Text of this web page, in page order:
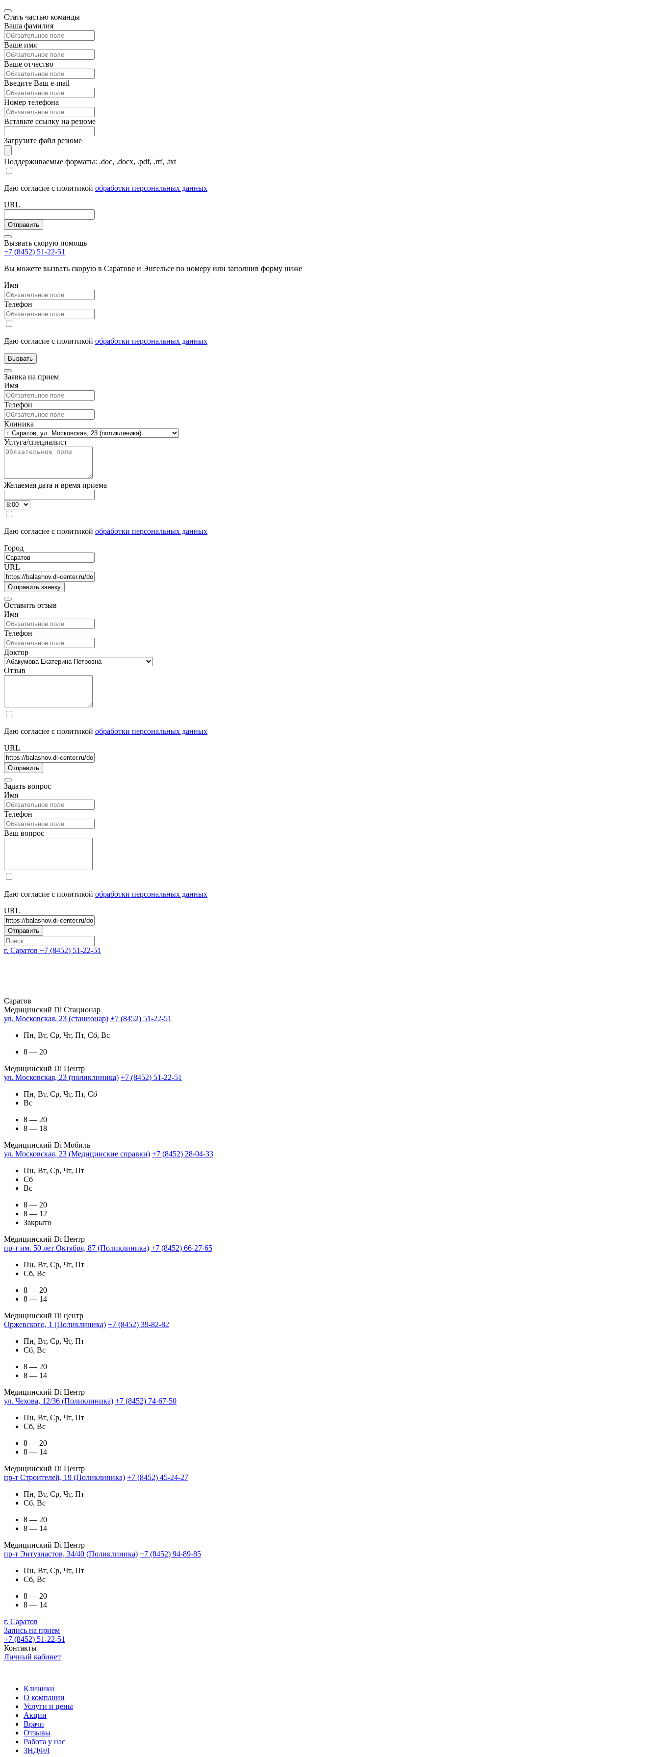
Стать частью команды
Ваша фамилия
Ваше имя
Ваше отчество
Введите Ваш e-mail
Номер телефона
Вставьте ссылку на резюме
Загрузите файл резюме
Поддерживаемые форматы: .doc, .docx, .pdf, .rtf, .txt
Даю согласие с политикой обработки персональных данных
URL
Вызвать скорую помощь
+7 (8452) 51-22-51
Вы можете вызвать скорую в Саратове и Энгельсе по номеру или заполнив форму ниже
Имя
Телефон
Даю согласие с политикой обработки персональных данных
Заявка на прием
Имя
Телефон
Клиника
Услуга/специалист
Желаемая дата и время приема
Даю согласие с политикой обработки персональных данных
Город
URL
Оставить отзыв
Имя
Телефон
Доктор
Отзыв
Даю согласие с политикой обработки персональных данных
URL
Задать вопрос
Имя
Телефон
Ваш вопрос
Даю согласие с политикой обработки персональных данных
URL
г. Саратов +7 (8452) 51-22-51
Саратов
Медицинский Di Стационар
ул. Московская, 23 (стационар) +7 (8452) 51-22-51
Пн, Вт, Ср, Чт, Пт, Сб, Вс
8 — 20
Медицинский Di Центр
ул. Московская, 23 (поликлиника) +7 (8452) 51-22-51
Пн, Вт, Ср, Чт, Пт, Сб
Вс
8 — 20
8 — 18
Медицинский Di Мобиль
ул. Московская, 23 (Медицинские справки) +7 (8452) 28-04-33
Пн, Вт, Ср, Чт, Пт
Сб
Вс
8 — 20
8 — 12
Закрыто
Медицинский Di Центр
пр-т им. 50 лет Октября, 87 (Поликлиника) +7 (8452) 66-27-65
Пн, Вт, Ср, Чт, Пт
Сб, Вс
8 — 20
8 — 14
Медицинский Di центр
Оржевского, 1 (Поликлиника) +7 (8452) 39-82-82
Пн, Вт, Ср, Чт, Пт
Сб, Вс
8 — 20
8 — 14
Медицинский Di Центр
ул. Чехова, 12/36 (Поликлиника) +7 (8452) 74-67-50
Пн, Вт, Ср, Чт, Пт
Сб, Вс
8 — 20
8 — 14
Медицинский Di Центр
пр-т Строителей, 19 (Поликлиника) +7 (8452) 45-24-27
Пн, Вт, Ср, Чт, Пт
Сб, Вс
8 — 20
8 — 14
Медицинский Di Центр
пр-т Энтузиастов, 34/40 (Поликлиника) +7 (8452) 94-89-85
Пн, Вт, Ср, Чт, Пт
Сб, Вс
8 — 20
8 — 14
г. Саратов
Запись на прием
+7 (8452) 51-22-51
Контакты
Личный кабинет
Клиники
О компании
Услуги и цены
Акции
Врачи
Отзывы
Работа у нас
3НДФЛ